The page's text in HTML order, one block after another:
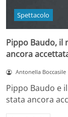
Spettacolo
Pippo Baudo, il
ancora
Antonella Boccasile
Pippo Baudo e
stata ancora